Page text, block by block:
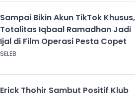
Sampai Bikin Akun TikTok Khusus,
Totalitas Iqbaal Ramadhan Jadi
Ijal di Film Operasi Pesta Copet
SELEB
Erick Thohir Sambut Positif Klub